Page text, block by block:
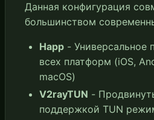
Данная конфигурация
большинством
Happ - Универсальное
всех платформ (iOS,
macOS)
V2rayTUN -
поддержкой TUN